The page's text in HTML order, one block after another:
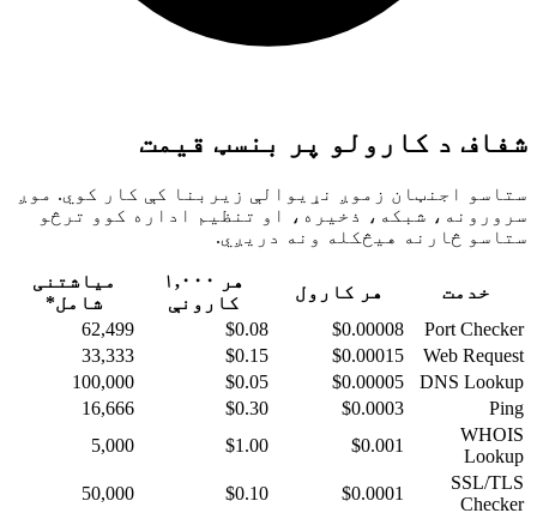
شفاف د کارولو پر بنسټ قیمت
ستاسو اجنټان زموږ نړیوالې زیربنا کې کار کوي. موږ
سرورونه، شبکه، ذخیره، او تنظیم اداره کوو ترڅو
ستاسو څارنه هیڅکله ونه دریږي.
خدمت هر کارول
هر ۱,۰۰۰
کارونې
میاشتنی
شامل*
Port Checker
$0.00008
$0.08
62,499
Web Request
$0.00015
$0.15
33,333
DNS Lookup
$0.00005
$0.05
100,000
Ping
$0.0003
$0.30
16,666
WHOIS
Lookup
$0.001
$1.00
5,000
SSL/TLS
Checker
$0.0001
$0.10
50,000